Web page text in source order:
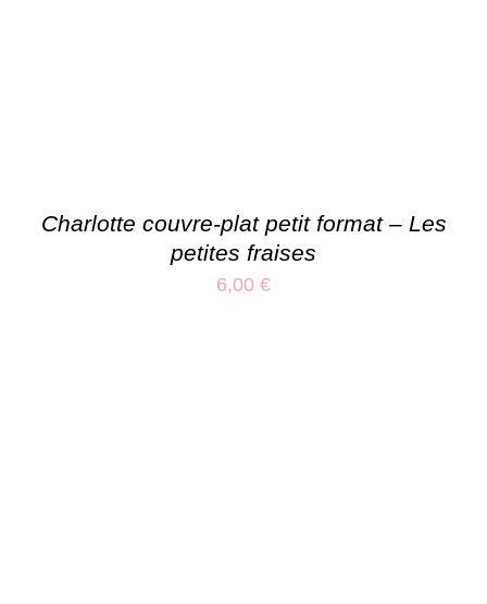
Charlotte couvre-plat petit format – Les
petites fraises
6,00 €